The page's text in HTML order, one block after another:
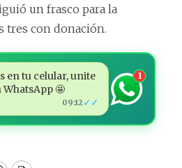
un frasco para la
tres con donación.
en tu celular, unite
WhatsApp 🤩
09:12 ✓✓
1